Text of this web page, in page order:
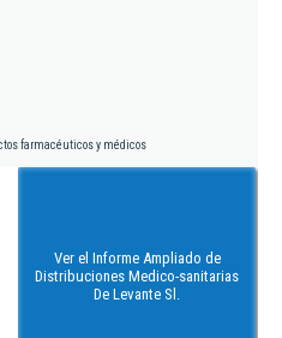
farmacéuticos y médicos
Ver el Informe Ampliado de
Distribuciones Medico-sanitarias
De Levante Sl.